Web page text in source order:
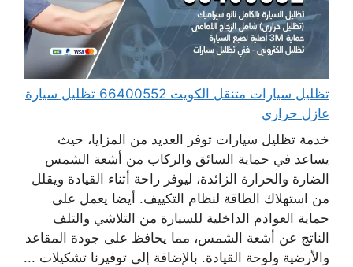
تظليل سيارات متنقل الكويت 66400552 تظليل سيارة
عازل حراري
خدمة تظليل سيارات توفر العديد من المزايا، حيث
يساعد في حماية السائق والركاب من أشعة الشمس
الضارة والحرارة الزائدة، ليوفر راحة أثناء القيادة ويقلل
من استهلاك الطاقة لنظام التكييف. أيضا يعمل على
حماية العوادم الداخلية للسيارة من التلاشي والتلف
الناتج عن أشعة الشمس، مما يحافظ على جودة المقاعد
والأرضية ولوحة القيادة. بالإضافة إلى توفيرنا تشكيلات ...